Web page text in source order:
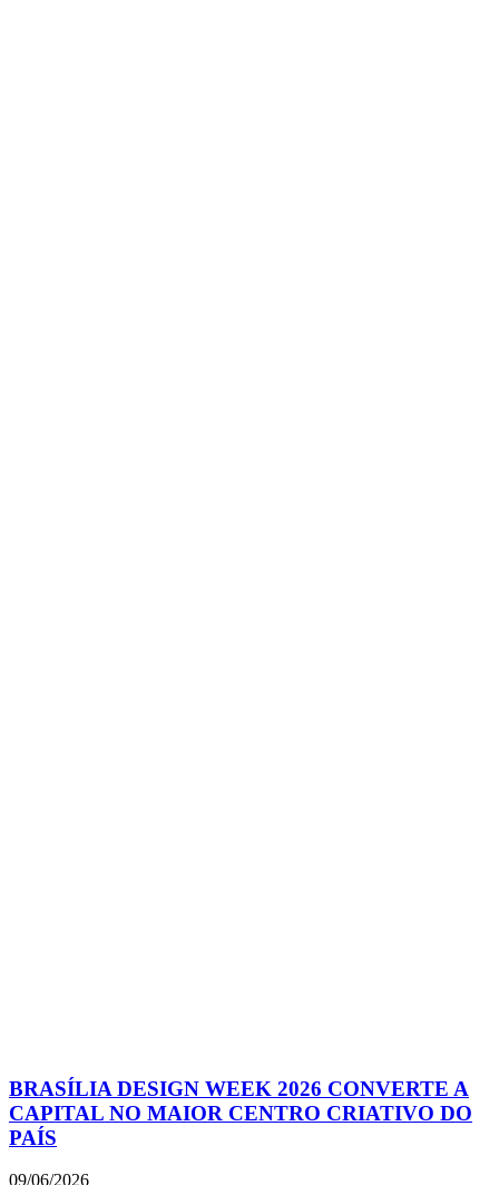
BRASÍLIA DESIGN WEEK 2026 CONVERTE A
CAPITAL NO MAIOR CENTRO CRIATIVO DO
PAÍS
09/06/2026